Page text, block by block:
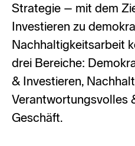
Strategie – mit dem
Investieren zu
Nachhaltigkeitsarbeit
drei Bereiche:
& Investieren,
Verantwortungsvolles
Geschäft.